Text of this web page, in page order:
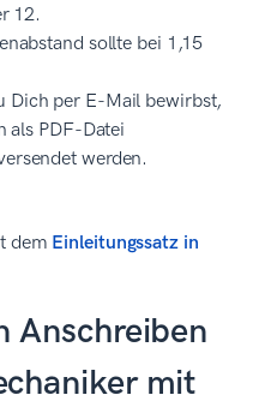
12.
sollte bei 1,15
Dich per E-Mail bewirbst,
als PDF-Datei
werden.
dem Einleitungssatz in
Anschreiben
mit